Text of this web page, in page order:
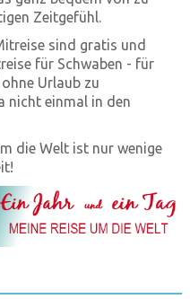
Zeitgefühl.
sind gratis und
für Schwaben - für
Urlaub zu
nicht einmal in den
die Welt ist nur wenige